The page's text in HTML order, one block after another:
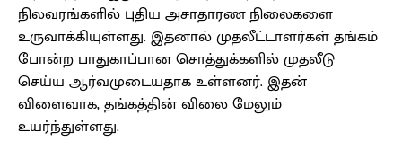
நிலவரங்களில் புதிய அசாதாரண நிலைகளை
உருவாக்கியுள்ளது. இதனால் முதலீட்டாளர்கள் தங்கம்
போன்ற பாதுகாப்பான சொத்துக்களில் முதலீடு
செய்ய ஆர்வமுடையதாக உள்ளனர். இதன்
விளைவாக, தங்கத்தின் விலை மேலும்
உயர்ந்துள்ளது.